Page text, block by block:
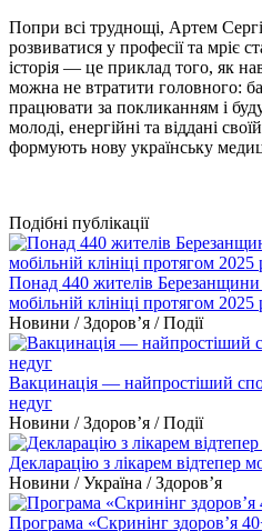
Попри всі труднощі, Артем
розвиватися у професії та мріє
історія — це приклад того, як
можна не втратити головного:
працювати за покликанням і
молоді, енергійні та віддані
формують нову українську
Подібні публікації
Понад 440 жителів
мобільній клініці протягом
Новини / Здоров’я / Події
Вакцинація — найпростіший
недуг
Новини / Здоров’я / Події
Декларацію з лікарем відтепер
Новини / Україна / Здоров’я
Програма «Скринінг здоров’я